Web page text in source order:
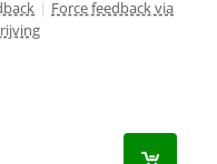
| Force feedback via